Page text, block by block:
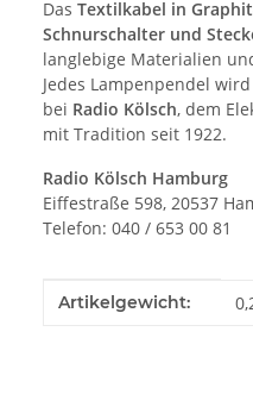
Das Textilkabel in
Schnurschalter und
langlebige Materialien
Jedes Lampenpendel
bei Radio Kölsch, dem
mit Tradition seit 1922.
Radio Kölsch Hamburg
Eiffestraße 598, 20537
Telefon: 040 / 653 00 81
Produkteigenschaft
Wert
Artikelgewicht: